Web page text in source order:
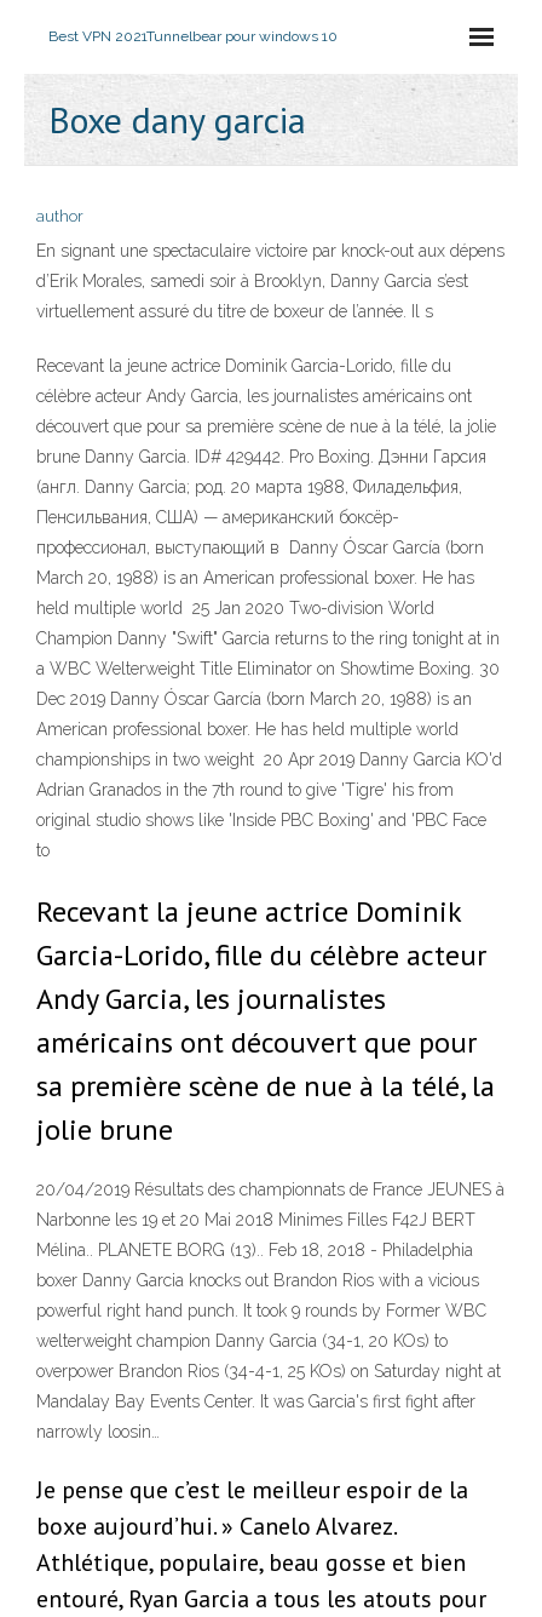
Best VPN 2021Tunnelbear pour windows 10
Boxe dany garcia
author
En signant une spectaculaire victoire par knock-out aux dépens
d’Erik Morales, samedi soir à Brooklyn, Danny Garcia s’est
virtuellement assuré du titre de boxeur de l’année. Il s
Recevant la jeune actrice Dominik Garcia-Lorido, fille du
célèbre acteur Andy Garcia, les journalistes américains ont
découvert que pour sa première scène de nue à la télé, la jolie
brune Danny Garcia. ID# 429442. Pro Boxing. Дэнни Гарсия
(англ. Danny Garcia; род. 20 марта 1988, Филадельфия,
Пенсильвания, США) — американский боксёр-
профессионал, выступающий в Danny Óscar García (born
March 20, 1988) is an American professional boxer. He has
held multiple world 25 Jan 2020 Two-division World
Champion Danny "Swift" Garcia returns to the ring tonight at in
a WBC Welterweight Title Eliminator on Showtime Boxing. 30
Dec 2019 Danny Óscar García (born March 20, 1988) is an
American professional boxer. He has held multiple world
championships in two weight 20 Apr 2019 Danny Garcia KO'd
Adrian Granados in the 7th round to give 'Tigre' his from
original studio shows like 'Inside PBC Boxing' and 'PBC Face
to
Recevant la jeune actrice Dominik
Garcia-Lorido, fille du célèbre acteur
Andy Garcia, les journalistes
américains ont découvert que pour
sa première scène de nue à la télé, la
jolie brune
20/04/2019 Résultats des championnats de France JEUNES à
Narbonne les 19 et 20 Mai 2018 Minimes Filles F42J BERT
Mélina.. PLANETE BORG (13).. Feb 18, 2018 - Philadelphia
boxer Danny Garcia knocks out Brandon Rios with a vicious
powerful right hand punch. It took 9 rounds by Former WBC
welterweight champion Danny Garcia (34-1, 20 KOs) to
overpower Brandon Rios (34-4-1, 25 KOs) on Saturday night at
Mandalay Bay Events Center. It was Garcia's first fight after
narrowly loosin…
Je pense que c’est le meilleur espoir de la
boxe aujourd’hui. » Canelo Alvarez.
Athlétique, populaire, beau gosse et bien
entouré, Ryan Garcia a tous les atouts pour